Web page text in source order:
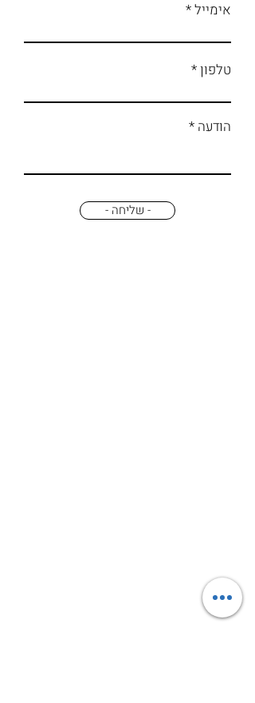
אימייל
טלפון
הודעה
- שליחה -